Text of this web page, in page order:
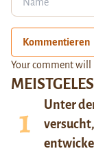
Unter
Kommentieren
Your comment will